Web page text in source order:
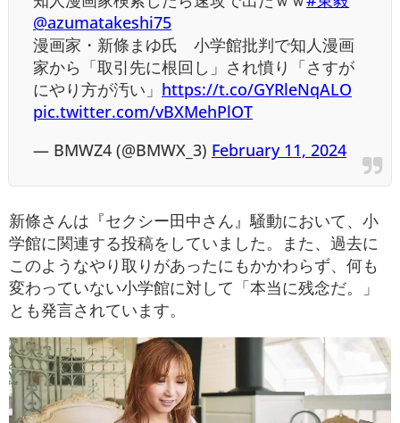
@azumatakeshi75
漫画家・新條まゆ氏 小学館批判で知人漫画
家から「取引先に根回し」され憤り「さすが
にやり方が汚い」 https://t.co/GYRleNqALO
pic.twitter.com/vBXMehPlOT
— BMWZ4 (@BMWX_3) February 11, 2024
新條さんは『セクシー田中さん』騒動において、小
学館に関連する投稿をしていました。また、過去に
このようなやり取りがあったにもかかわらず、何も
変わっていない小学館に対して「本当に残念だ。」
とも発言されています。